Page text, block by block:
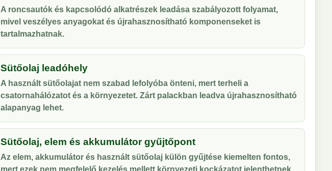
A roncsautók és kapcsolódó alkatrészek leadása szabályozott folyamat,
mivel veszélyes anyagokat és újrahasznosítható komponenseket is
tartalmazhatnak.
Sütőolaj leadóhely
A használt sütőolajat nem szabad lefolyóba önteni, mert terheli a
csatornahálózatot és a környezetet. Zárt palackban leadva újrahasznosítható
alapanyag lehet.
Sütőolaj, elem és akkumulátor gyűjtőpont
Az elem, akkumulátor és használt sütőolaj külön gyűjtése kiemelten fontos,
mert ezek nem megfelelő kezelés mellett környezeti kockázatot jelenthetnek.